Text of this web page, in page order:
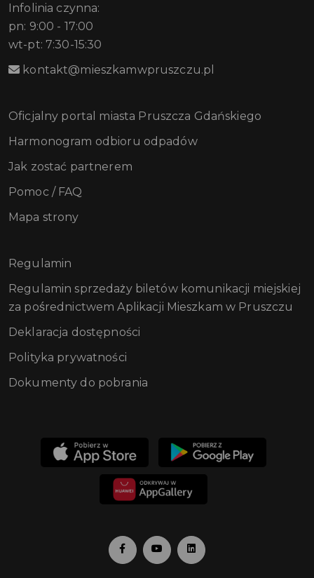
Infolinia czynna:
pn: 9:00 - 17:00
wt-pt: 7:30-15:30
kontakt@mieszkamwpruszczu.pl
Oficjalny portal miasta Pruszcza Gdańskiego
Harmonogram odbioru odpadów
Jak zostać partnerem
Pomoc / FAQ
Mapa strony
Regulamin
Regulamin sprzedaży biletów komunikacji miejskiej
za pośrednictwem Aplikacji Mieszkam w Pruszczu
Deklaracja dostępności
Polityka prywatności
Dokumenty do pobrania